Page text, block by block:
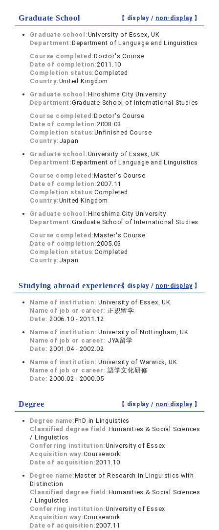
Graduate School 【 display / non-display】
Graduate school:University of Essex, UK
Department:Department of Language and Linguistics
Course completed:Doctor's Course
Date of completion:2011.10
Completion status:Completed
Country:United Kingdom
Graduate school:Hiroshima City University
Department:Graduate School of International Studies
Course completed:Doctor's Course
Date of completion:2008.03
Completion status:Unfinished Course
Country: Japan
Graduate school:University of Essex, UK
Department:Department of Language and Linguistics
Course completed:Master's Course
Date of completion:2007.11
Completion status:Completed
Country:United Kingdom
Graduate school:Hiroshima City University
Department:Graduate School of International Studies
Course completed:Master's Course
Date of completion:2005.03
Completion status:Completed
Country: Japan
Studying abroad experiences【 display / non-display】
Name of institution:University of Essex, UK
Name of job or career: 正規留学
Date:2006.10 - 2011.12
Name of institution:University of Nottingham, UK
Name of job or career: JYA留学
Date:2001.04 - 2002.02
Name of institution:University of Warwick, UK
Name of job or career: 語学文化研修
Date:2000.02 - 2000.05
Degree 【 display / non-display】
Degree name:PhD in Linguistics
Classified degree field:Humanities & Social Sciences
/ Linguistics
Conferring institution:University of Essex
Acquisition way:Coursework
Date of acquisition:2011.10
Degree name:Master of Research in Linguistics with
Distinction
Classified degree field:Humanities & Social Sciences
/ Linguistics
Conferring institution:University of Essex
Acquisition way:Coursework
Date of acquisition:2007.11